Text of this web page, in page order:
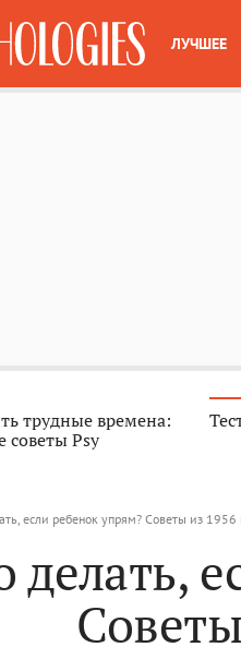
ЛУЧШЕЕ
трудные времена:
советы Psy
если ребенок упрям? Советы из 1956
делать,